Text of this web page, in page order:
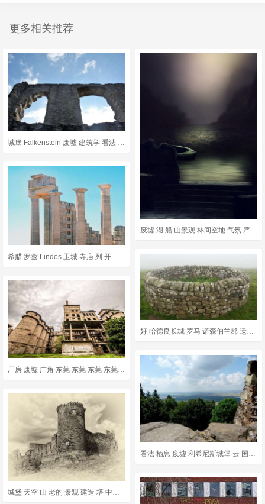
更多相关推荐
城堡 Falkenstein 废墟 建筑学 看法 建造 中世纪
城堡 天空 山 老的 景观 建造 塔 中世纪 古老的 废墟
废墟 湖 船 山景观 林间空地 气氛 严峻 月光 神秘 黄昏
看法 栖息 废墟 利希尼斯城堡 云 国家 森林 纪念碑